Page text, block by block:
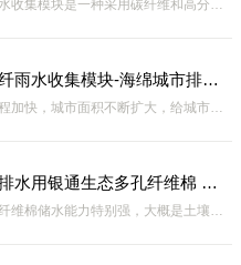
西塞山区多孔纤维棉雨水收集模块是一种采用碳纤维和高分子材料复合而成的新型材料。它拥有高度多孔的结构，能够有效吸收和储存雨水，同时利用其独特的导流设计，将雨水迅速排出，有效防止城市内涝的发生。此外，该材料还具有
西塞山区智能化碳纤雨水收集模块-海绵城市排水蓄水系统的优选项
西塞山区随着城市化进程加快，城市面积不断扩大，给城市带来的问题也随之增加。其中之一就是水资源的短缺。雨水收集是一种解决城市水资源短缺的有效途径。在雨水收集技术中，智能化碳纤雨水收集模块的出现，为解决城市水资源
西塞山区城市河道排水用银通生态多孔纤维棉 渗透性好重量轻
西塞山区银通生态多孔纤维棉储水能力特别强，大概是土壤的6倍，所以在下暴雨或者是严重的雨雪天气时，能将降水量很好的吸收掉，到了天气晴朗之后又会将这些水分蒸发到空气中。这种材料在绿化环保上能起到很大的作用，能够大